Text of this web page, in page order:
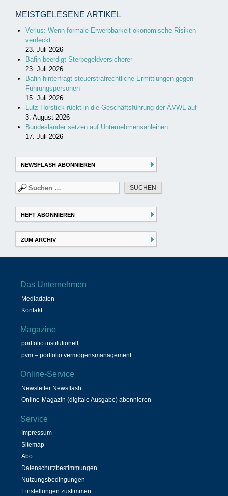
MEISTGELESENE ARTIKEL
Verius: Wenn formale Erwerbbarkeit ökonomische Risiken
verdeckt
23. Juli 2026
Bafin beerdigt Sterbegeldversicherer
23. Juli 2026
Bafin hinterfragt steuerstrafrechtliche Ermittlungen gegen
Führungspersonen
15. Juli 2026
Lutz Horstick rückt in die Geschäftsführung der ÄVWL auf
3. August 2026
Bundesländer setzen auf Unternehmensanleihen
17. Juli 2026
NEWSFLASH ABONNIEREN
Suchen
nach:
HEFT ABONNIEREN
ZUM ARCHIV
Das Unternehmen
Mediadaten
Kontakt
Magazine
portfolio institutionell
pvm – portfolio vermögensmanagement
Online-Service
Newsletter Newsflash
Online-Magazin (digitale Ausgabe) abonnieren
Service
Impressum
Sitemap
Abo
Datenschutzbestimmungen
Nutzungsbedingungen
Einstellungen zustimmen